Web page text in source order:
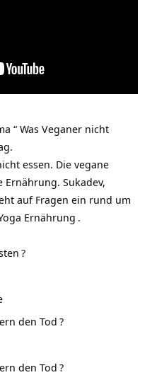
“ Was Veganer nicht
essen. Die vegane
Sukadev,
auf Fragen ein rund um
Ernährung .
?
den Tod ?
den Tod ?